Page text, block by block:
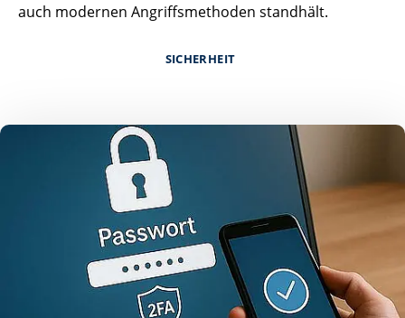
auch modernen Angriffsmethoden standhält.
SICHERHEIT